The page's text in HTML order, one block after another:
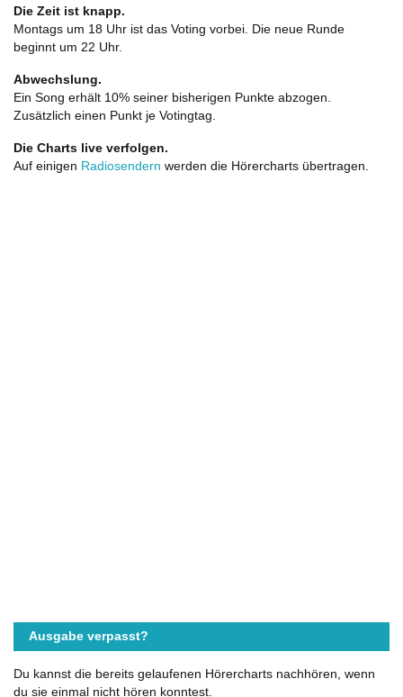
Die Zeit ist knapp.
Montags um 18 Uhr ist das Voting vorbei. Die neue Runde
beginnt um 22 Uhr.
Abwechslung.
Ein Song erhält 10% seiner bisherigen Punkte abzogen.
Zusätzlich einen Punkt je Votingtag.
Die Charts live verfolgen.
Auf einigen Radiosendern werden die Hörercharts übertragen.
Ausgabe verpasst?
Du kannst die bereits gelaufenen Hörercharts nachhören, wenn
du sie einmal nicht hören konntest.